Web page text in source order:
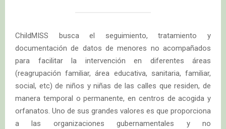
ChildMISS busca el seguimiento, tratamiento y
documentación de datos de menores no acompañados
para facilitar la intervención en diferentes áreas
(reagrupación familiar, área educativa, sanitaria, familiar,
social, etc) de niños y niñas de las calles que residen, de
manera temporal o permanente, en centros de acogida y
orfanatos. Uno de sus grandes valores es que proporciona
a las organizaciones gubernamentales y no